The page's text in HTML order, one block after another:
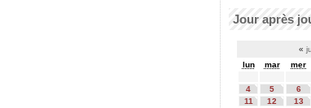
Jour après
«
lun
mar mer
4
5 6
11
12 13